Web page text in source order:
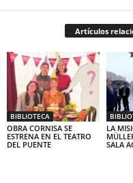
Artículos
BIBLIOTECA
OBRA CORNISA SE
ESTRENA EN EL TEATRO
DEL PUENTE
LA
SALA